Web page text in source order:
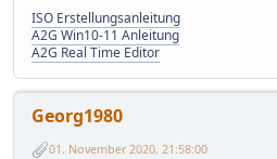
ISO Erstellungsanleitung
A2G Win10-11 Anleitung
A2G Real Time Editor
Georg1980
01. November 2020, 21:58:00